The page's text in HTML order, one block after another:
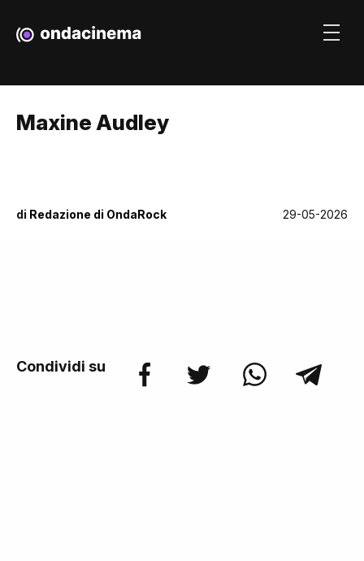
Maxine Audley
di Redazione di OndaRock 29-05-2026
Condividi su